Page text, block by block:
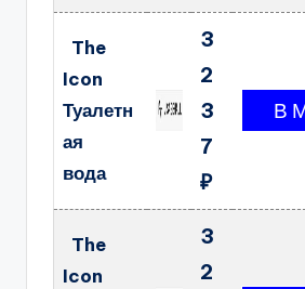
The
Icon
Туалетн
ая
вода
3
2
3
7
₽
The
Icon
3
2